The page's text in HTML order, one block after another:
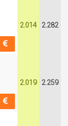
2.014 2.282
2.019 2.259